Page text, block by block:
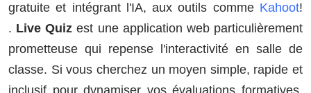
gratuite et intégrant l'IA, aux outils comme Kahoot!
. Live Quizest une application web particulièrement
prometteuse qui repense l'interactivité en salle de
classe. Si vous cherchez un moyen simple, rapide et